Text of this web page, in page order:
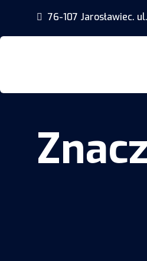
76-107 Jarosławiec.